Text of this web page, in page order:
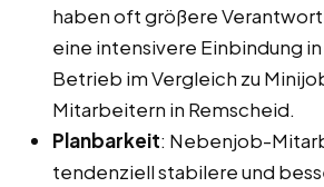
haben oft größere
eine intensivere Einbindung
Betrieb im Vergleich zu
Mitarbeitern in Remscheid.
Planbarkeit: Nebenjob-
tendenziell stabilere und